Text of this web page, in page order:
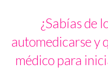
¿Sabías de
automedicarse y
médico para